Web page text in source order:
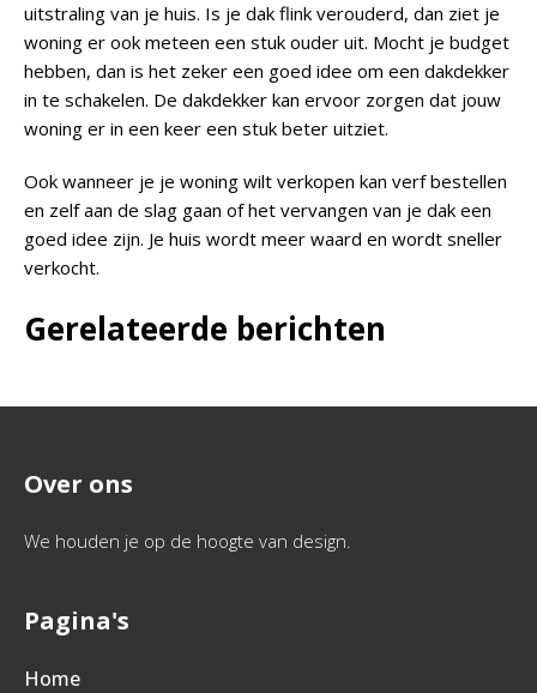
uitstraling van je huis. Is je dak flink verouderd, dan ziet je
woning er ook meteen een stuk ouder uit. Mocht je budget
hebben, dan is het zeker een goed idee om een dakdekker
in te schakelen. De dakdekker kan ervoor zorgen dat jouw
woning er in een keer een stuk beter uitziet.
Ook wanneer je je woning wilt verkopen kan verf bestellen
en zelf aan de slag gaan of het vervangen van je dak een
goed idee zijn. Je huis wordt meer waard en wordt sneller
verkocht.
Gerelateerde berichten
Over ons
We houden je op de hoogte van design.
Pagina's
Home